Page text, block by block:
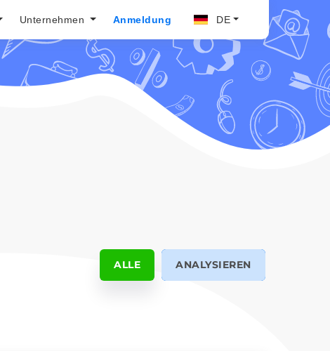
Unternehmen Anmeldung DE
ALLE ANALYSIEREN